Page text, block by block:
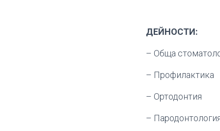
ДЕЙНОСТИ:
– Обща
– Профилактика
– Ортодонтия
–